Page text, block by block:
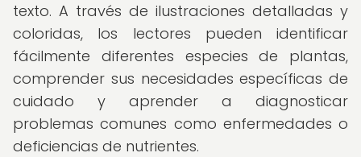
texto. A través de ilustraciones detalladas y
coloridas, los lectores pueden identificar
fácilmente diferentes especies de plantas,
comprender sus necesidades específicas de
cuidado y aprender a diagnosticar
problemas comunes como enfermedades o
deficiencias de nutrientes.